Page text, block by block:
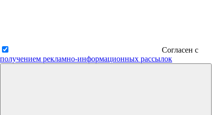
Согласен с
получением рекламно-информационных рассылок